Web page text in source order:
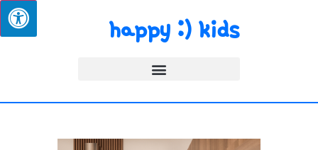
happy :) kids